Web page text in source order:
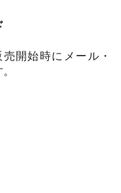
開始時にメール・